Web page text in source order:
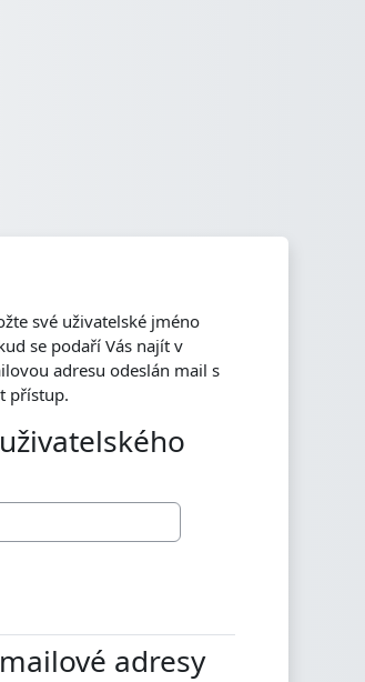
své uživatelské jméno
se podaří Vás najít v
adresu odeslán mail s
přístup.
jména
adresy
adresy